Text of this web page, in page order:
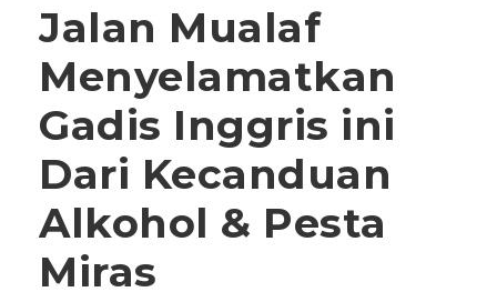
Jalan Mualaf
Menyelamatkan
Gadis Inggris ini
Dari Kecanduan
Alkohol & Pesta
Miras